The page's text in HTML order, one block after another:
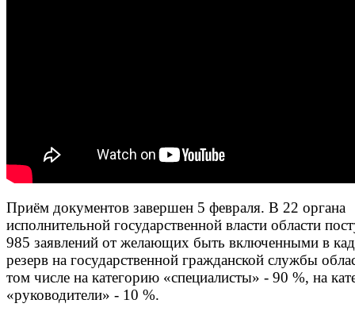
Приём документов завершен 5 февраля. В 22 органа
исполнительной государственной власти области
985 заявлений от желающих быть включенными в
резерв на государственной гражданской службы
том числе на категорию «специалисты» - 90 %, на
«руководители» - 10 %.